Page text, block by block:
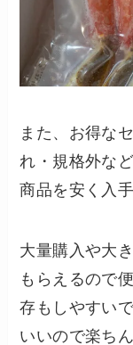
また、お得な
れ・規格外な
商品を安く入
大量購入や大
もらえるので
存もしやすい
いいので楽ちん